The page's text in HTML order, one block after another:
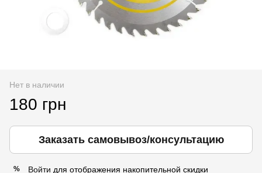
Нет в наличии
180 грн
Заказать самовывоз/консультацию
% Войти для отображения накопительной скидки